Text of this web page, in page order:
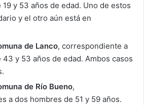
y 53 años de edad. Uno de estos
y el otro aún está en
de Lanco, correspondiente a
y 53 años de edad. Ambos casos
de Río Bueno,
a dos hombres de 51 y 59 años.